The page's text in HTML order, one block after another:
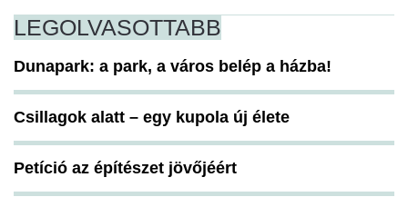
LEGOLVASOTTABB
Dunapark: a park, a város belép a házba!
Csillagok alatt – egy kupola új élete
Petíció az építészet jövőjéért